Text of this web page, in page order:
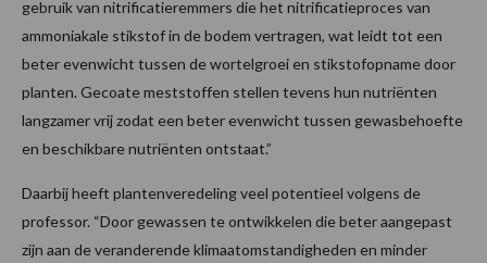
gebruik van nitrificatieremmers die het nitrificatieproces van
ammoniakale stikstof in de bodem vertragen, wat leidt tot een
beter evenwicht tussen de wortelgroei en stikstofopname door
planten. Gecoate meststoffen stellen tevens hun nutriënten
langzamer vrij zodat een beter evenwicht tussen gewasbehoefte
en beschikbare nutriënten ontstaat.”
Daarbij heeft plantenveredeling veel potentieel volgens de
professor. “Door gewassen te ontwikkelen die beter aangepast
zijn aan de veranderende klimaatomstandigheden en minder